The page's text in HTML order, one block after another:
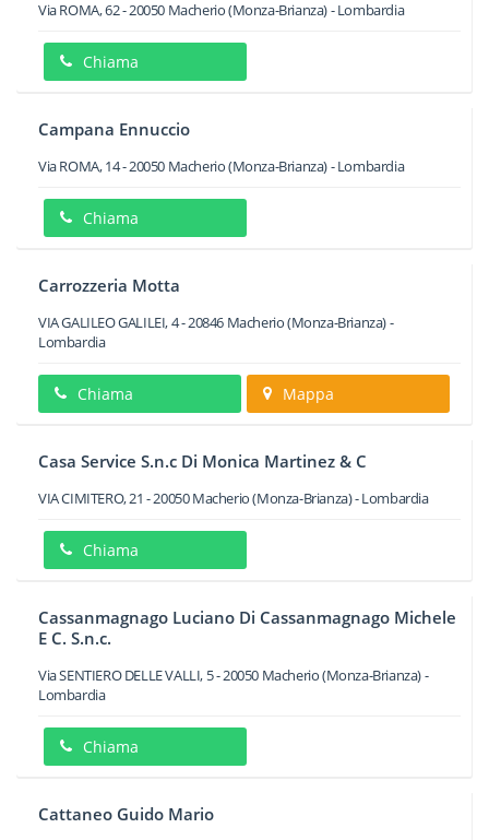
Via ROMA, 62-20050 Macherio(Monza-Brianza) -Lombardia
Chiama
Campana Ennuccio
Via ROMA, 14-20050 Macherio(Monza-Brianza) -Lombardia
Chiama
Carrozzeria Motta
VIA GALILEO GALILEI, 4-20846 Macherio(Monza-Brianza) -
Lombardia
Chiama Mappa
Casa Service S.n.c Di Monica Martinez & C
VIA CIMITERO, 21 -20050Macherio(Monza-Brianza) -Lombardia
Chiama
Cassanmagnago Luciano Di Cassanmagnago Michele
E C. S.n.c.
Via SENTIERO DELLE VALLI, 5-20050 Macherio(Monza-Brianza) -
Lombardia
Chiama
Cattaneo Guido Mario